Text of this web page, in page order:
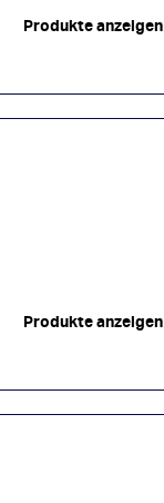
Produkte anzeigen
Produkte anzeigen